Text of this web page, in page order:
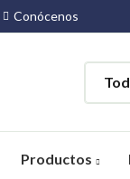
Conócenos
Productos